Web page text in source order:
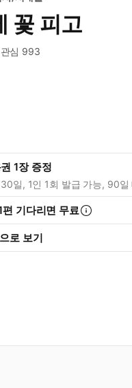
꽃 피고
관심 993
1장 증정
일, 1인 1회 발급 가능, 90일
편 기다리면 무료
로 보기